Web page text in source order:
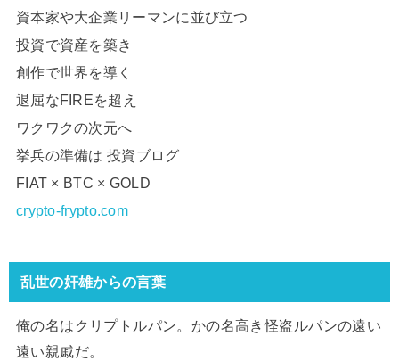
資本家や大企業リーマンに並び立つ
投資で資産を築き
創作で世界を導く
退屈なFIREを超え
ワクワクの次元へ
挙兵の準備は 投資ブログ
FIAT × BTC × GOLD
crypto-frypto.com
乱世の奸雄からの言葉
俺の名はクリプトルパン。かの名高き怪盗ルパンの遠い
遠い親戚だ。